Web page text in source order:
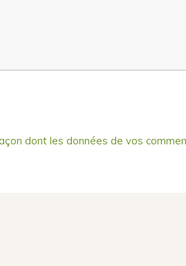
dont les données de vos